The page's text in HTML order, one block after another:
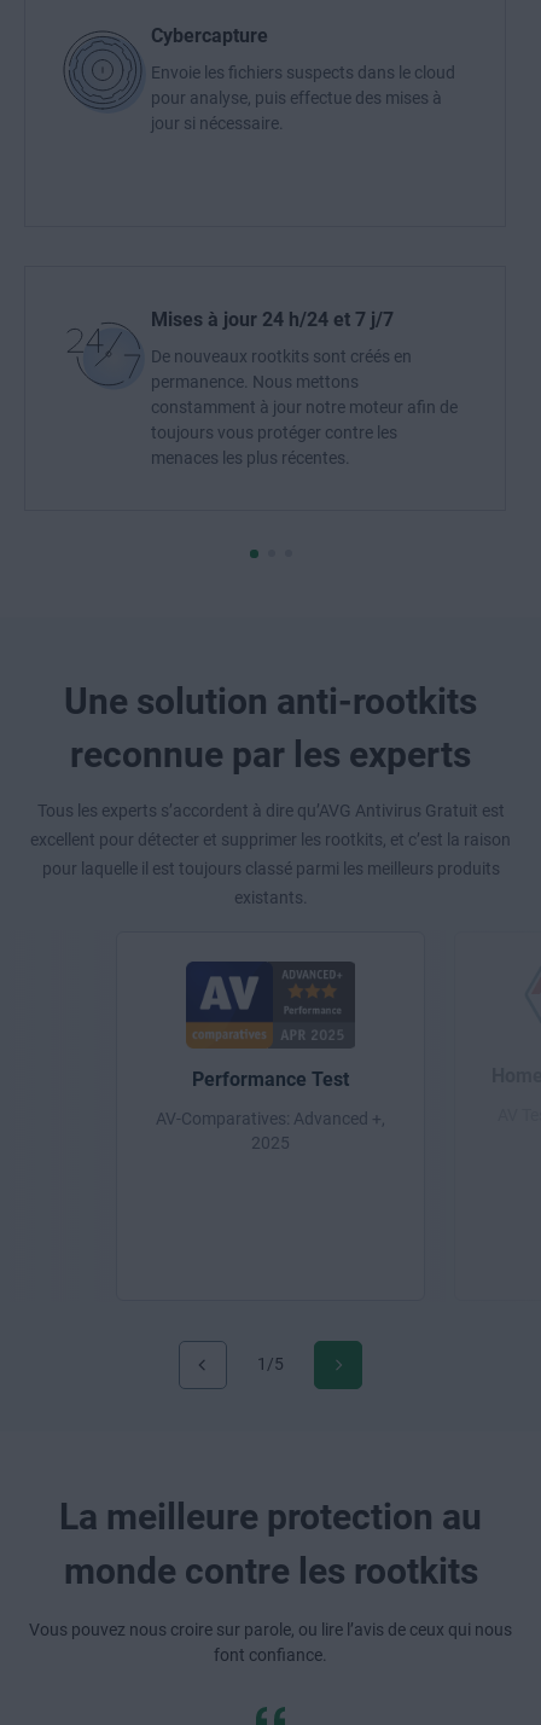
Cybercapture
Envoie les fichiers suspects dans le cloud
pour analyse, puis effectue des mises à
jour si nécessaire.
Mises à jour 24 h/24 et 7 j/7
De nouveaux rootkits sont créés en
permanence. Nous mettons
constamment à jour notre moteur afin de
toujours vous protéger contre les
menaces les plus récentes.
Une solution anti-rootkits
reconnue par les experts
Tous les experts s’accordent à dire qu’AVG Antivirus Gratuit est
excellent pour détecter et supprimer les rootkits, et c’est la raison
pour laquelle il est toujours classé parmi les meilleurs produits
existants.
1/5
Performance Test
AV-Comparatives: Advanced +,
2025
La meilleure protection au
monde contre les rootkits
Vous pouvez nous croire sur parole, ou lire l’avis de ceux qui nous
font confiance.